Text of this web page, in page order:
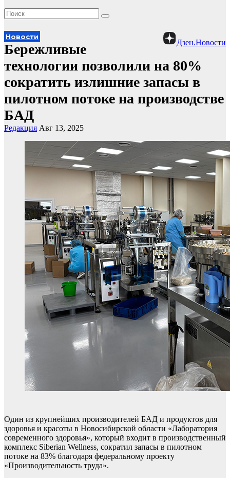
Дзен.Новости
Новости
Бережливые
технологии позволили на 80%
сократить излишние запасы в
пилотном потоке на производстве
БАД
Редакция Авг 13, 2025
Один из крупнейших производителей БАД и продуктов для
здоровья и красоты в Новосибирской области «Лаборатория
современного здоровья», который входит в производственный
комплекс Siberian Wellness, сократил запасы в пилотном
потоке на 83% благодаря федеральному проекту
«Производительность труда».